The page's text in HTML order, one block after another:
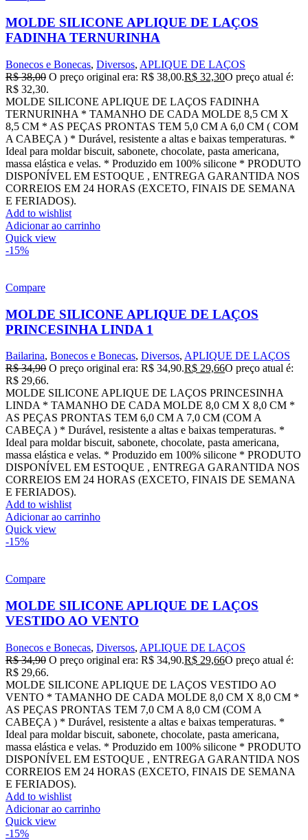
MOLDE SILICONE APLIQUE DE LAÇOS
FADINHA TERNURINHA
Bonecos e Bonecas, Diversos, APLIQUE DE LAÇOS
R$38,00 O preço original era: R$ 38,00.R$ 32,30O preço atual é:
R$ 32,30.
MOLDE SILICONE APLIQUE DE LAÇOS FADINHA
TERNURINHA * TAMANHO DE CADA MOLDE 8,5 CM X
8,5 CM * AS PEÇAS PRONTAS TEM 5,0 CM A 6,0 CM ( COM
A CABEÇA ) * Durável, resistente a altas e baixas temperaturas. *
Ideal para moldar biscuit, sabonete, chocolate, pasta americana,
massa elástica e velas. * Produzido em 100% silicone * PRODUTO
DISPONÍVEL EM ESTOQUE , ENTREGA GARANTIDA NOS
CORREIOS EM 24 HORAS (EXCETO, FINAIS DE SEMANA
E FERIADOS).
Add to wishlist
Adicionar ao carrinho
Quick view
-15%
Compare
MOLDE SILICONE APLIQUE DE LAÇOS
PRINCESINHA LINDA 1
Bailarina, Bonecos e Bonecas, Diversos, APLIQUE DE LAÇOS
R$34,90 O preço original era: R$ 34,90.R$ 29,66O preço atual é:
R$ 29,66.
MOLDE SILICONE APLIQUE DE LAÇOS PRINCESINHA
LINDA * TAMANHO DE CADA MOLDE 8,0 CM X 8,0 CM *
AS PEÇAS PRONTAS TEM 6,0 CM A 7,0 CM (COM A
CABEÇA ) * Durável, resistente a altas e baixas temperaturas. *
Ideal para moldar biscuit, sabonete, chocolate, pasta americana,
massa elástica e velas. * Produzido em 100% silicone * PRODUTO
DISPONÍVEL EM ESTOQUE , ENTREGA GARANTIDA NOS
CORREIOS EM 24 HORAS (EXCETO, FINAIS DE SEMANA
E FERIADOS).
Add to wishlist
Adicionar ao carrinho
Quick view
-15%
Compare
MOLDE SILICONE APLIQUE DE LAÇOS
VESTIDO AO VENTO
Bonecos e Bonecas, Diversos, APLIQUE DE LAÇOS
R$34,90 O preço original era: R$ 34,90.R$ 29,66O preço atual é:
R$ 29,66.
MOLDE SILICONE APLIQUE DE LAÇOS VESTIDO AO
VENTO * TAMANHO DE CADA MOLDE 8,0 CM X 8,0 CM *
AS PEÇAS PRONTAS TEM 7,0 CM A 8,0 CM (COM A
CABEÇA ) * Durável, resistente a altas e baixas temperaturas. *
Ideal para moldar biscuit, sabonete, chocolate, pasta americana,
massa elástica e velas. * Produzido em 100% silicone * PRODUTO
DISPONÍVEL EM ESTOQUE , ENTREGA GARANTIDA NOS
CORREIOS EM 24 HORAS (EXCETO, FINAIS DE SEMANA
E FERIADOS).
Add to wishlist
Adicionar ao carrinho
Quick view
-15%